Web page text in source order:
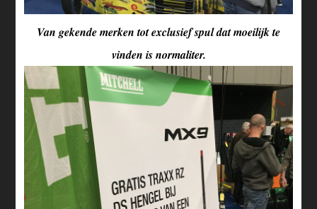
Van gekende merken tot exclusief spul dat moeilijk te
vinden is normaliter.